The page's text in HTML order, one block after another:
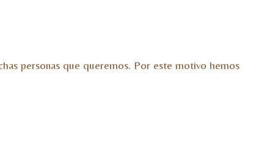
personas que queremos. Por este motivo hemos